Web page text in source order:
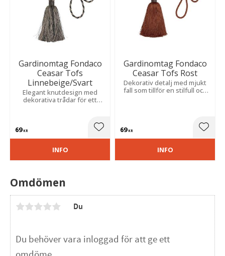
Omdömen
Du
Gardinomtag Fondaco
Ceasar Tofs
Linnebeige/Svart
Elegant knutdesign med
dekorativa trådar för ett
69KR Lägg till i favoriter
INFO
Gardinomtag Fondaco
Ceasar Tofs Rost
Dekorativ detalj med mjukt
fall som tillför en stilfull och
69KR
INFO